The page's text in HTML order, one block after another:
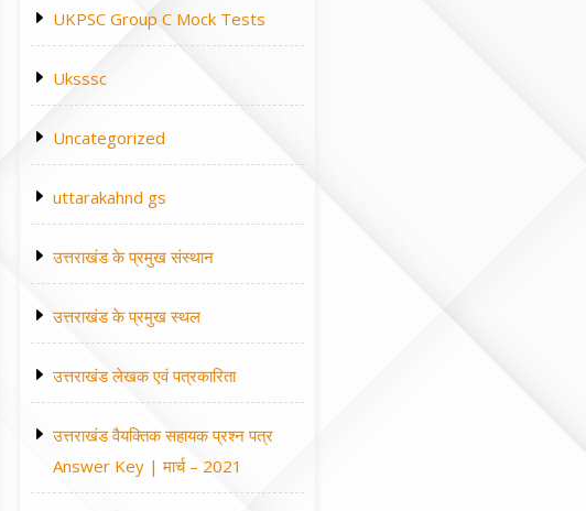
UKPSC Group C Mock Tests
Uksssc
Uncategorized
uttarakahnd gs
उत्तराखंड के प्रमुख संस्थान
उत्तराखंड के प्रमुख स्थल
उत्तराखंड लेखक एवं पत्रकारिता
उत्तराखंड वैयक्तिक सहायक प्रश्न पत्र
Answer Key | मार्च – 2021